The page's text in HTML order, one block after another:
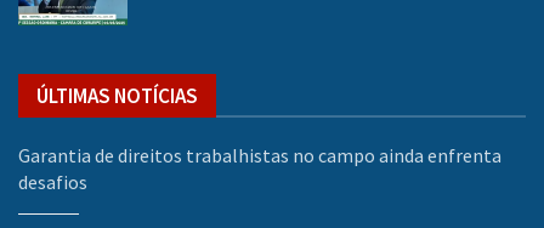
ÚLTIMAS NOTÍCIAS
Garantia de direitos trabalhistas no campo ainda enfrenta
desafios